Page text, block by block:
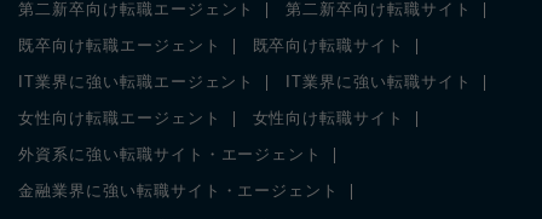
第二新卒向け転職エージェント 第二新卒向け転職サイト
既卒向け転職エージェント 既卒向け転職サイト
IT業界に強い転職エージェント IT業界に強い転職サイト
女性向け転職エージェント 女性向け転職サイト
外資系に強い転職サイト・エージェント
金融業界に強い転職サイト・エージェント